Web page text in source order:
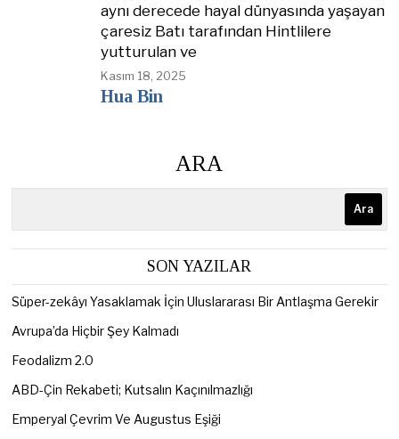
aynı derecede hayal dünyasında yaşayan
çaresiz Batı tarafından Hintlilere
yutturulan ve
Kasım 18, 2025
Hua Bin
ARA
Ara
SON YAZILAR
Süper-zekâyı Yasaklamak İçin Uluslararası Bir Antlaşma Gerekir
Avrupa’da Hiçbir Şey Kalmadı
Feodalizm 2.0
ABD-Çin Rekabeti; Kutsalın Kaçınılmazlığı
Emperyal Çevrim Ve Augustus Eşiği